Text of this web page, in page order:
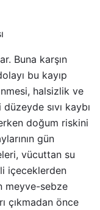
Buna karşın
bu kayıp
halsizlik ve
sıvı kaybı
doğum riskini
gün
vücuttan su
içeceklerden
meyve-sebze
çıkmadan önce